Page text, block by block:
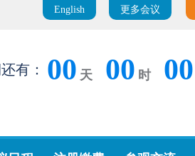
更多会议
English
有： 00 天 00 时 00